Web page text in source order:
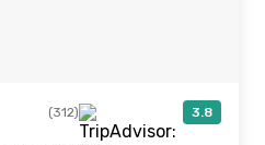
(312) 3.8